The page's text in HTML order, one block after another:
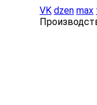
VK dzen max